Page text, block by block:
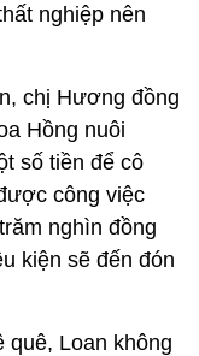
nghiệp nên
chị Hương đồng
Hồng nuôi
số tiền để cô
công việc
nghìn đồng
kiện sẽ đến đón
quê, Loan không